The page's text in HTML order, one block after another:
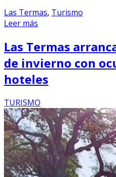
Las Termas, Turismo
Leer más
Las Termas
de invierno con
hoteles
TURISMO